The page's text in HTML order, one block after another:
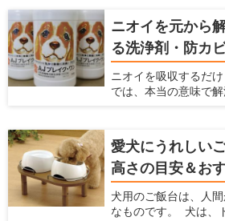
でキッチンからペッ
る」というオールマ
んです♪しかも、洗浄
もあって更に安全性
今回は洗浄剤『AJブ
くし勝部が実際に使
ニオイを元から
る洗浄剤・防カ
ニオイを吸収するだ
では、本当の意味で
ね。 なにより、ニオ
ことはウイルスや雑
になっている恐れが
菌の繁殖を抑制する
をすれば、原因から
今回は、「ニオイを
愛犬にうれしい
高さの目安＆お
犬用のご飯台は、人
なものです。 犬は、